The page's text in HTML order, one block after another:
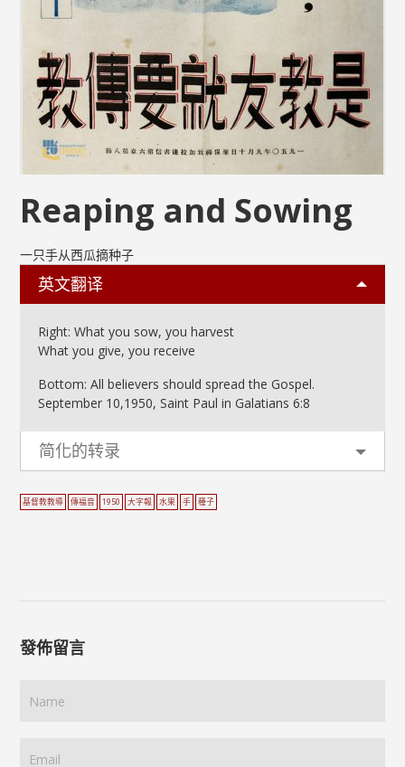
Reaping and Sowing
一只手从西瓜摘种子
英文翻译
Right: What you sow, you harvest
What you give, you receive
Bottom: All believers should spread the Gospel.
September 10,1950, Saint Paul in Galatians 6:8
简化的转录
基督教教導 傳福音 1950 大字報 水果 手 種子
發佈留言